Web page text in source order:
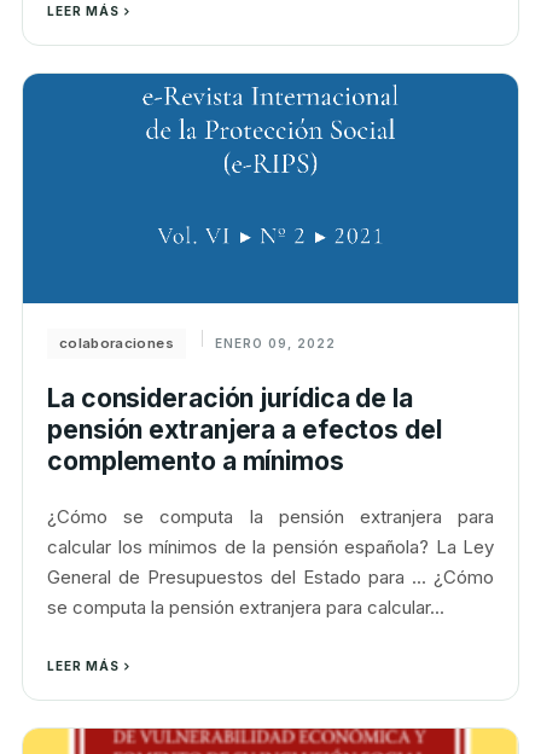
LEER MÁS
colaboraciones ENERO 09, 2022
La consideración jurídica de la
pensión extranjera a efectos del
complemento a mínimos
¿Cómo se computa la pensión extranjera para
calcular los mínimos de la pensión española? La Ley
General de Presupuestos del Estado para ... ¿Cómo
se computa la pensión extranjera para calcular...
LEER MÁS